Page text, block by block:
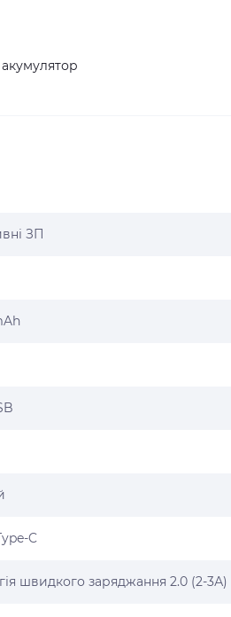
ЗП
C
швидкого заряджання 2.0 (2-3А)